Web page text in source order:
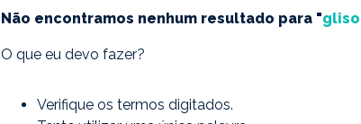
Não encontramos nenhum resultado para "
O que eu devo fazer?
Verifique os termos digitados.